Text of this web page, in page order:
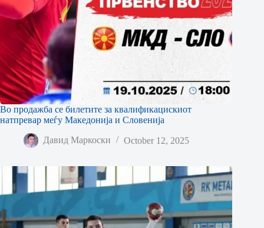
Во продажба се билетите за квалификацискиот
натпревар меѓу Македонија и Словенија
Давид Маркоски October 12, 2025